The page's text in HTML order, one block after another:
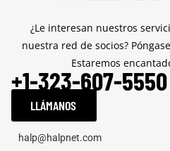
¿Le interesan nuestros
nuestra red de socios?
Estaremos
+1-323-607-5550
LLÁMANOS
halp@halpnet.com